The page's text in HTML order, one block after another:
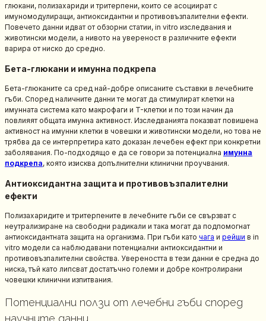
глюкани, полизахариди и тритерпени, които се асоциират с
имуномодулиращи, антиоксидантни и противовъзпалителни ефекти.
Повечето данни идват от обзорни статии, in vitro изследвания и
животински модели, а нивото на увереност в различните ефекти
варира от ниско до средно.
Бета-глюкани и имунна подкрепа
Бета-глюканите са сред най-добре описаните съставки в лечебните
гъби. Според наличните данни те могат да стимулират клетки на
имунната система като макрофаги и T-клетки и по този начин да
повлияят общата имунна активност. Изследванията показват повишена
активност на имунни клетки в човешки и животински модели, но това не
трябва да се интерпретира като доказан лечебен ефект при конкретни
заболявания. По-подходящо е да се говори за потенциална имунна
подкрепа, която изисква допълнителни клинични проучвания.
Антиоксидантна защита и противовъзпалителни
ефекти
Полизахаридите и тритерпените в лечебните гъби се свързват с
неутрализиране на свободни радикали и така могат да подпомогнат
антиоксидантната защита на организма. При гъби като чага и рейши в in
vitro модели са наблюдавани потенциални антиоксидантни и
противовъзпалителни свойства. Увереността в тези данни е средна до
ниска, тъй като липсват достатъчно големи и добре контролирани
човешки клинични изпитвания.
Потенциални ползи от лечебни гъби според
научните данни